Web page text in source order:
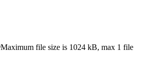
Maximum file size is 1024 kB, max 1 file